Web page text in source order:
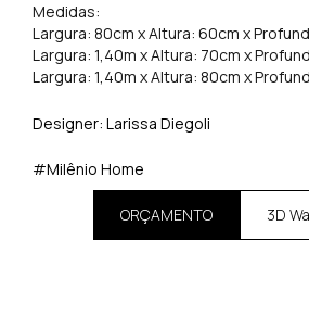
Medidas:
Largura: 80cm x Altura: 60cm x
Largura: 1,40m x Altura: 70cm x
Largura: 1,40m x Altura: 80cm x
Designer: Larissa Diegoli
#Milênio Home
ORÇAMENTO 3D